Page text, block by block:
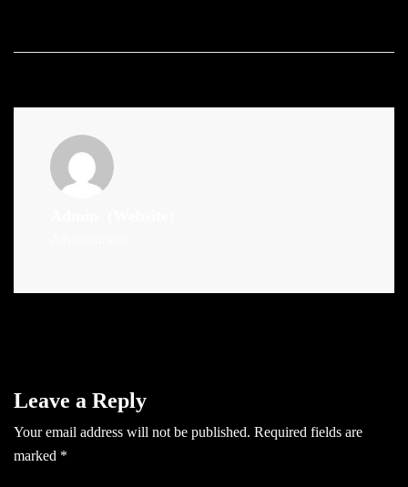
Leave a Reply
Your email address will not be published. Required fields are
marked *